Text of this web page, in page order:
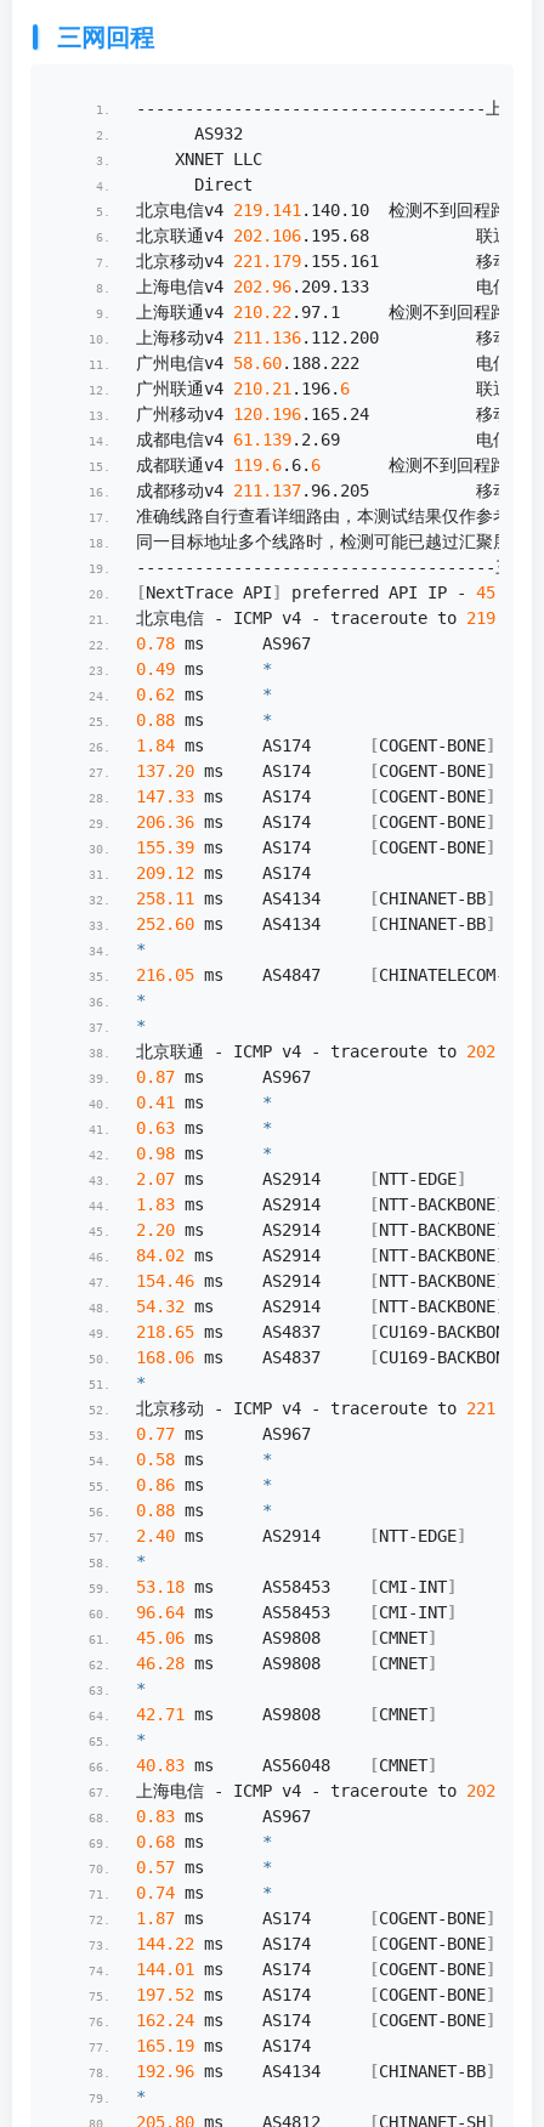
三网回程
------------------------------------上游及
      AS932
    XNNET LLC
      Direct
北京电信v4 219.141 . 140. 10
检测不到回程路由
北京联通v4 202.106. 195. 68
           联通
北京移动v4 221.179. 155. 161
移
上海电信v4 202.96. 209. 133
           电信
上海联通v4 210.22. 97. 1
检测不到回程路由
上海移动v4 211.136. 112 . 200
移
广州电信v4 58.60. 188. 222
            电信
广州联通v4 210.21 . 196. 6
             联通
广州移动v4 120.196. 165. 24
移
成都电信v4 61.139. 2 . 69
              电信
成都联通v4 119.6. 6. 6
检测不到回程路由
成都移动v4 211.137. 96. 205
移
准确线路自行查看详细路由，本测试结果仅作参考
同一目标地址多个线路时，检测可能已越过汇聚层，
-------------------------------------三网
[NextTrace API] preferred API IP - 45.88
北京电信 - ICMP v4 - traceroute to 219.141
0.78 ms      AS967                         中
0.49 ms *
0.62 ms *
0.88 ms *
1.84 ms      AS174 [COGENT-BONE]
137.20 ms    AS174 [COGENT-BONE]
147.33 ms    AS174 [COGENT-BONE]
206.36 ms    AS174 [COGENT-BONE]
155.39 ms    AS174 [COGENT-BONE]
209.12 ms    AS174                         美
258.11
ms    AS4134 [CHINANET-BB]
252.60 ms    AS4134 [CHINANET-BB]
*
216.05 ms    AS4847 [CHINATELECOM-BJ
*
*
北京联通 - ICMP v4 - traceroute to 202.106
0.87 ms      AS967                         中
0.41
ms *
0.63 ms *
0.98 ms *
2.07 ms      AS2914 [NTT-EDGE]
1.83 ms      AS2914 [NTT-BACKBONE]
2.20 ms      AS2914 [NTT-BACKBONE]
84.02 ms     AS2914 [NTT-BACKBONE]
154.46 ms    AS2914 [NTT-BACKBONE]
54.32 ms     AS2914 [NTT-BACKBONE]
218.65 ms    AS4837 [CU169-BACKBONE
168.06 ms    AS4837 [CU169-BACKBONE
*
北京移动 - ICMP v4 - traceroute to 221.179
0.77 ms      AS967                         中
0.58 ms *
0.86 ms *
0.88 ms *
2.40 ms      AS2914 [NTT-EDGE]
*
53.18 ms     AS58453 [CMI-INT]
96.64 ms     AS58453 [CMI-INT]
45.06 ms     AS9808 [CMNET]
46.28 ms     AS9808 [CMNET]
*
42.71
ms     AS9808 [CMNET]
*
40.83 ms     AS56048 [CMNET]
上海电信 - ICMP v4 - traceroute to 202.96
0.83 ms      AS967                         中
0.68 ms *
0.57 ms *
0.74 ms *
1.87 ms      AS174 [COGENT-BONE]
144.22 ms    AS174 [COGENT-BONE]
144.01
ms    AS174 [COGENT-BONE]
197.52 ms    AS174 [COGENT-BONE]
162.24 ms    AS174 [COGENT-BONE]
165.19 ms    AS174                         美
192.96 ms    AS4134 [CHINANET-BB]
*
205.80 ms    AS4812 [CHINANET-SH]